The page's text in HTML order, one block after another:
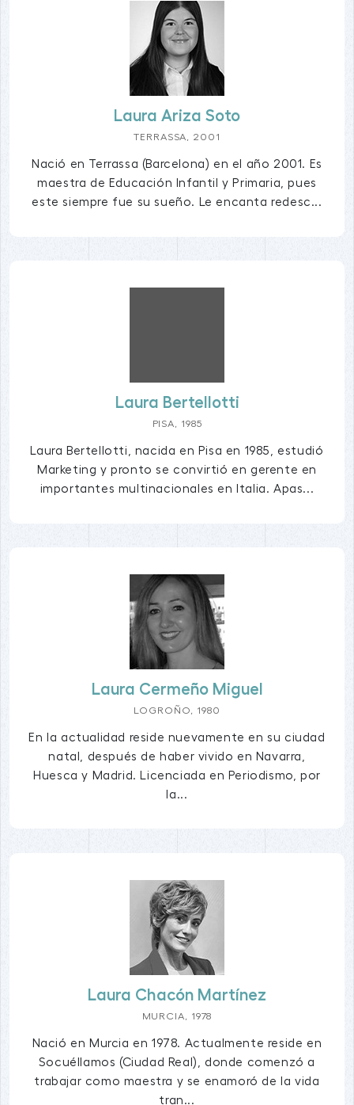
Laura Ariza Soto
TERRASSA, 2001
Nació en Terrassa (Barcelona) en el año 2001. Es
maestra de Educación Infantil y Primaria, pues
este siempre fue su sueño. Le encanta redesc...
Laura Bertellotti
PISA, 1985
Laura Bertellotti, nacida en Pisa en 1985, estudió
Marketing y pronto se convirtió en gerente en
importantes multinacionales en Italia. Apas...
Laura Cermeño Miguel
LOGROÑO, 1980
En la actualidad reside nuevamente en su ciudad
natal, después de haber vivido en Navarra,
Huesca y Madrid. Licenciada en Periodismo, por
la...
Laura Chacón Martínez
MURCIA, 1978
Nació en Murcia en 1978. Actualmente reside en
Socuéllamos (Ciudad Real), donde comenzó a
trabajar como maestra y se enamoró de la vida
tran...